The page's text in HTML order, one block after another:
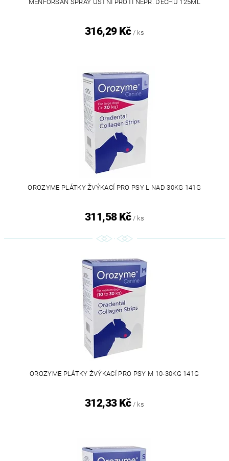
MENFORSAN SPRAY ÚSTNÍ PROTI NEPŘ. DECHU 125ML
316,29 Kč / ks
OROZYME PLÁTKY ŽVÝKACÍ PRO PSY L NAD 30KG 141G
311,58 Kč / ks
OROZYME PLÁTKY ŽVÝKACÍ PRO PSY M 10-30KG 141G
312,33 Kč / ks